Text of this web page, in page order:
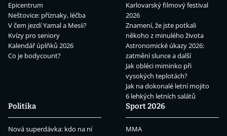
Epicentrum
Neštovice: příznaky, léčba
V čem jezdí Yamal a Mesii?
Kvízy pro seniory
Kalendář úplňků 2026
Co je bodycount?
Karlovarský filmový festival
2026
Znamení, že jste potkali
někoho z minulého života
Astronomické úkazy 2026:
zatmění slunce a další
Jak obléci miminko při
vysokých teplotách?
Jak na dokonalé letní mojito
6 lehkých letních salátů
Politika
Nová superdávka: kdo na ní
Sport 2026
MMA